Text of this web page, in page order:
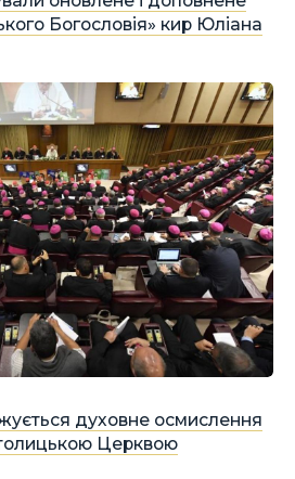
Богословія» кир Юліана
духовне осмислення
Церквою